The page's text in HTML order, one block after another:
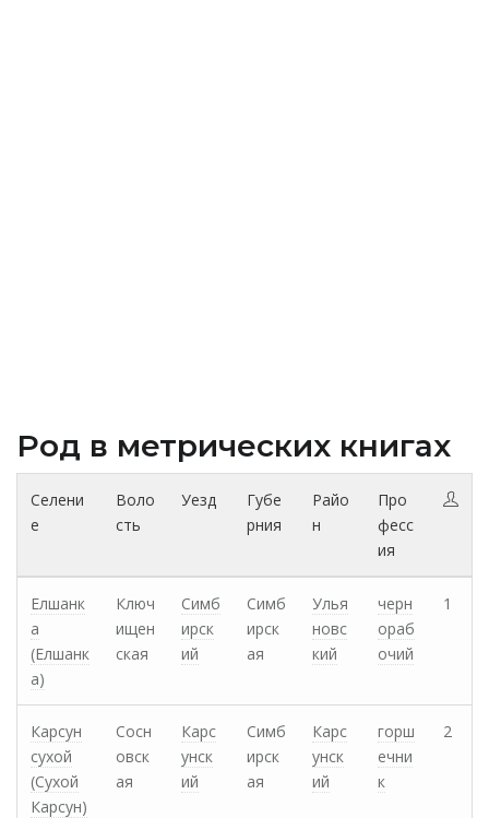
Род в метрических книгах
Селени
е
Воло
сть
Уезд
Губе
рния
Райо
н
Про
фесс
ия
Елшанк
а
(Елшанк
а)
Ключ
ищен
ская
Симб
ирск
ий
Симб
ирск
ая
Улья
новс
кий
черн
ораб
очий
1
Карсун
сухой
(Сухой
Карсун)
Сосн
овск
ая
Карс
унск
ий
Симб
ирск
ая
Карс
унск
ий
горш
ечни
к
2